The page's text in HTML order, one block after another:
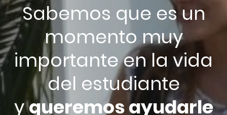
Sabemos que es un
momento muy
importante en la vida
del estudiante
yqueremos ayudarle